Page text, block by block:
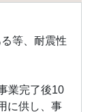
等、耐震性
業完了後10
に供し、事